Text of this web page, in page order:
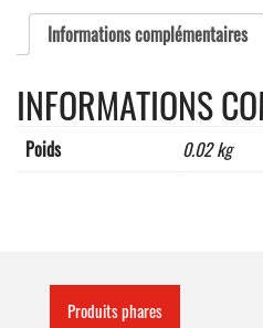
Informations complémentaires
INFORMATIONS
Poids 0.02 kg
Produits phares